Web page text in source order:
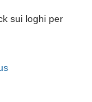
sui loghi per